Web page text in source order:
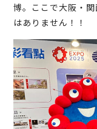
博。ここで大阪・
はありません！！